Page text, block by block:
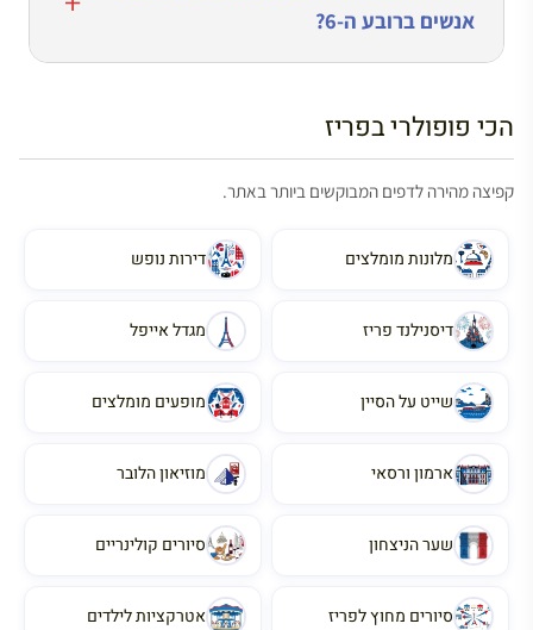
אנשים ברובע ה-6?
הכי פופולרי בפריז
קפיצה מהירה לדפים המבוקשים ביותר באתר.
מלונות מומלצים דירות נופש
דיסנילנד פריז מגדל אייפל
שייט על הסיין מופעים מומלצים
ארמון ורסאי מוזיאון הלובר
שער הניצחון סיורים קולינריים
סיורים מחוץ לפריז אטרקציות לילדים